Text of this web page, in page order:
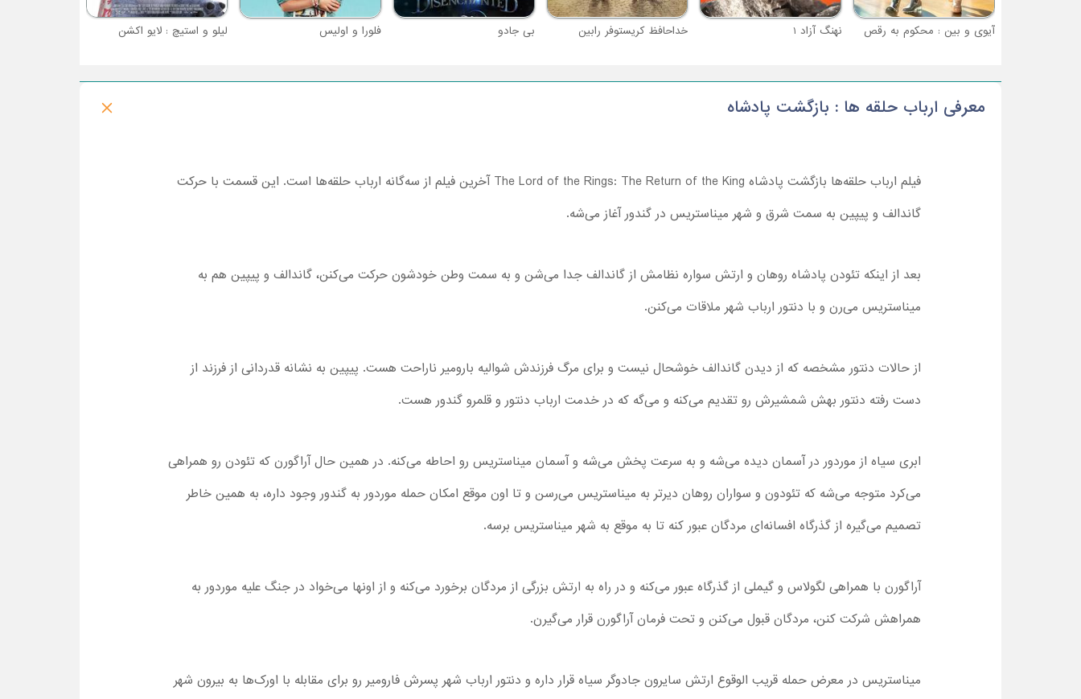
آیوی و بین : محکوم به رقص نهنگ آزاد 1 خداحافظ کریستوفر رابین بی جادو فلورا و اولیس لیلو و استیچ : لایو اکشن
معرفی ارباب حلقه ها : بازگشت پادشاه
فیلم ارباب حلقه‌ها بازگشت پادشاه The Lord of the Rings: The Return of the King آخرین فیلم از سه‌گانه ارباب حلقه‌ها است. این قسمت با حرکت
گاندالف و پیپین به سمت شرق و شهر میناستریس در گندور آغاز می‌شه.
بعد از اینکه تئودن پادشاه روهان و ارتش سواره نظامش از گاندالف جدا می‌شن و به سمت وطن خودشون حرکت می‌کنن، گاندالف و پیپین هم به
میناستریس می‌رن و با دنتور ارباب شهر ملاقات می‌کنن.
از حالات دنتور مشخصه که از دیدن گاندالف خوشحال نیست و برای مرگ فرزندش شوالیه بارومیر ناراحت هست. پیپین به نشانه قدردانی از فرزند از
دست رفته دنتور بهش شمشیرش رو تقدیم می‌کنه و می‌گه که در خدمت ارباب دنتور و قلمرو گندور هست.
ابری سیاه از موردور در آسمان دیده می‌شه و به سرعت پخش می‌شه و آسمان میناستریس رو احاطه می‌کنه. در همین حال آراگورن که تئودن رو همراهی
می‌کرد متوجه می‌شه که تئودون و سواران روهان دیرتر به میناستریس می‌رسن و تا اون موقع امکان حمله موردور به گندور وجود داره، به همین خاطر
تصمیم می‌گیره از گذرگاه افسانه‌ای مردگان عبور کنه تا به موقع به شهر میناستریس برسه.
آراگورن با همراهی لگولاس و گیملی از گذرگاه عبور می‌کنه و در راه به ارتش بزرگی از مردگان برخورد می‌کنه و از اونها می‌خواد در جنگ علیه موردور به
همراهش شرکت کنن، مردگان قبول می‌کنن و تحت فرمان آراگورن قرار می‌گیرن.
میناستریس در معرض حمله قریب الوقوع ارتش سایرون جادوگر سیاه قرار داره و دنتور ارباب شهر پسرش فارومیر رو برای مقابله با اورک‌ها به بیرون شهر